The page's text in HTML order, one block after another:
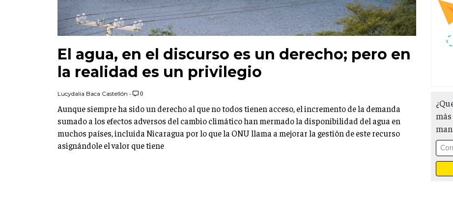
El agua, en el discurso es un derecho; pero en
la realidad es un privilegio
Lucydalia Baca Castellón • 0
Aunque siempre ha sido un derecho al que no todos tienen acceso, el incremento de la demanda
sumado a los efectos adversos del cambio climático han mermado la disponibilidad del agua en
muchos países, incluida Nicaragua por lo que la ONU llama a mejorar la gestión de este recurso
asignándole el valor que tiene